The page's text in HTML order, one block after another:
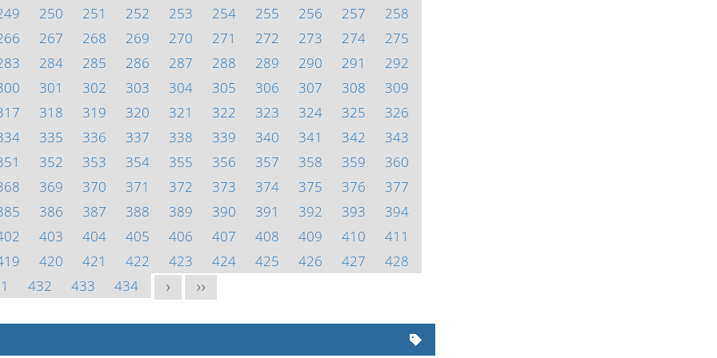
250 251 252 253 254 255 256 257
258
267 268 269 270 271 272 273 274
275
284 285 286 287 288 289 290 291
292
301 302 303 304 305 306 307 308
309
318 319 320 321 322 323 324 325
326
335 336 337 338 339 340 341 342
343
352 353 354 355 356 357 358 359
360
369 370 371 372 373 374 375 376
377
386 387 388 389 390 391 392 393
394
403 404 405 406 407 408 409 410
411
420 421 422 423 424 425 426 427
428
432 433 434 > >>